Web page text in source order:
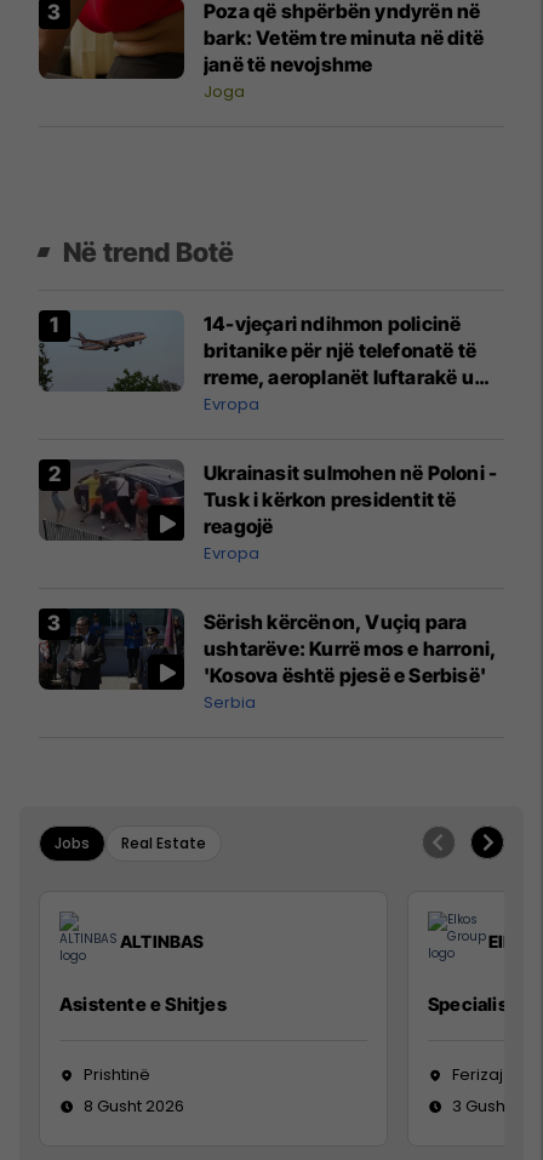
Poza që shpërbën yndyrën në
bark: Vetëm tre minuta në ditë
janë të nevojshme
Joga
Në trend Botë
14-vjeçari ndihmon policinë
britanike për një telefonatë të
rreme, aeroplanët luftarakë u
ngritën në ajër për të
Mançesterit
Evropa
Ukrainasit sulmohen në Poloni -
Tusk i kërkon presidentit të
reagojë
Evropa
Sërish kërcënon, Vuçiq para
ushtarëve: Kurrë mos e harroni,
'Kosova është pjesë e Serbisë'
Serbia
Jobs Real Estate
ALTINBAS
Asistente e Shitjes
Prishtinë
8 Gusht 2026
Elkos
Specialist
Ferizaj
3 Gusht